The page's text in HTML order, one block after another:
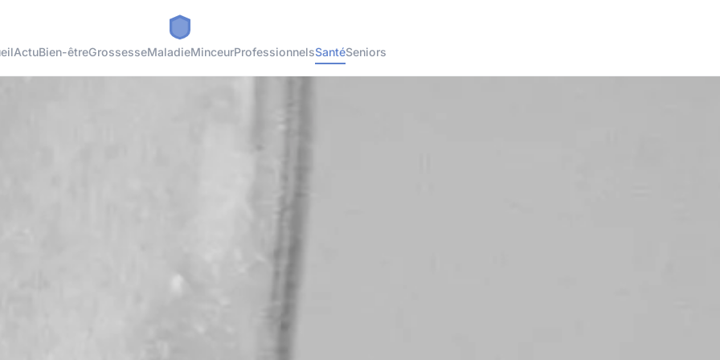
ActuBien-êtreGrossesseMaladieMinceurProfessionnelsSantéSeniors